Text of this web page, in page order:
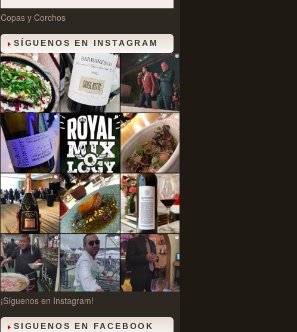
Copas y Corchos
SÍGUENOS EN INSTAGRAM
¡Síguenos en Instagram!
SIGUENOS EN FACEBOOK